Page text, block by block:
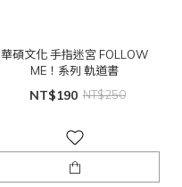
華碩文化 手指迷宮 FOLLOW
ME！系列 軌道書
NT$190 NT$250